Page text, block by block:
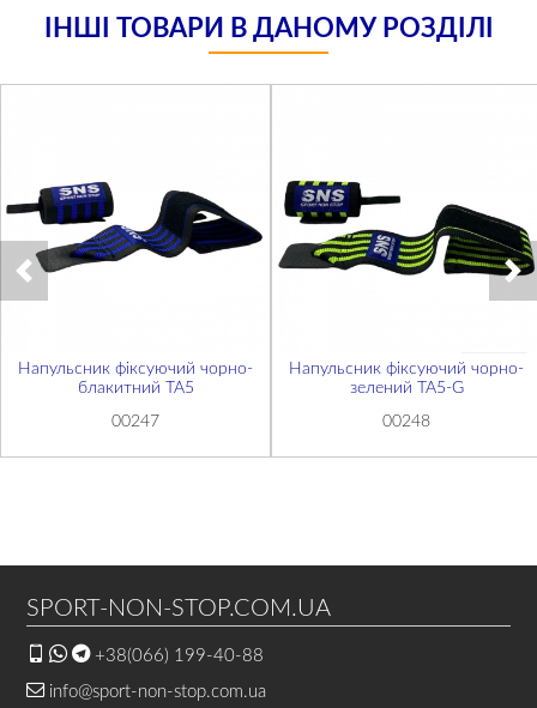
ІНШІ ТОВАРИ В ДАНОМУ РОЗДІЛІ
Напульсник фіксуючий чорно-
блакитний ТА5
00247
Напульсник фіксуючий чорно-
зелений ТА5-G
00248
SPORT-NON-STOP.COM.UA
+38(066) 199-40-88
info@sport-non-stop.com.ua